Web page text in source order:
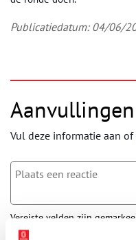
Publicatiedatum: 04/06/
Aanvullingen
Vul deze informatie aan of
Vereiste velden zijn
gepubliceerd.